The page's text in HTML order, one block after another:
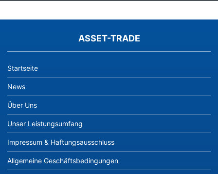
ASSET-TRADE
Startseite
News
Über Uns
Unser Leistungsumfang
Impressum & Haftungsausschluss
Allgemeine Geschäftsbedingungen